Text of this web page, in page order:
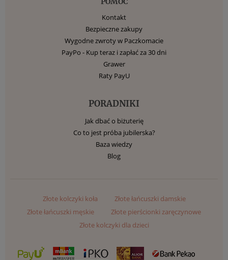
Kontakt
Bezpieczne zakupy
Wygodne zwroty w Paczkomacie
PayPo - Kup teraz i zapłać za 30 dni
Grawer
Raty PayU
PORADNIKI
Jak dbać o biżuterię
Co to jest próba jubilerska?
Baza wiedzy
Blog
Złote kolczyki koła
Złote łańcuszki damskie
Złote łańcuszki męskie
Złote pierścionki zaręczynowe
Złote kolczyki dla dzieci